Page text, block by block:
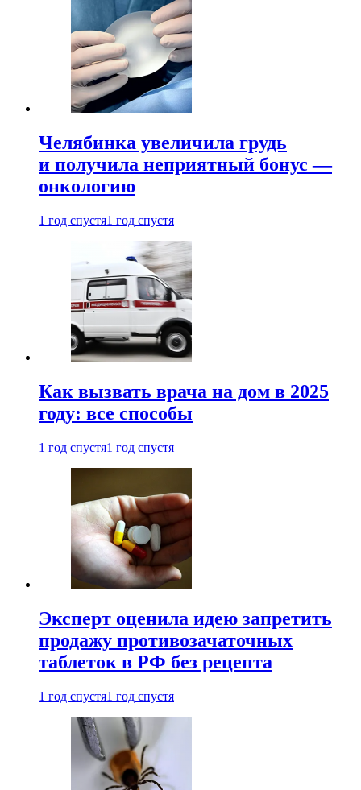
Челябинка увеличила грудь
и получила неприятный бонус —
онкологию
1 год спустя1 год спустя
Как вызвать врача на дом в 2025
году: все способы
1 год спустя1 год спустя
Эксперт оценила идею запретить
продажу противозачаточных
таблеток в РФ без рецепта
1 год спустя1 год спустя